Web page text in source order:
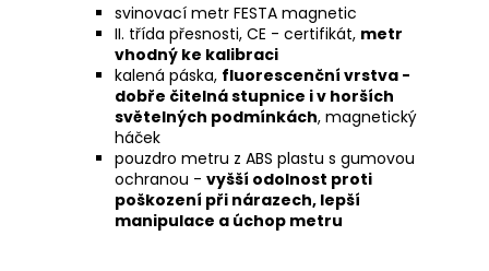
svinovací metr FESTA magnetic
II. třída přesnosti, CE - certifikát, metr
vhodný ke kalibraci
kalená páska, fluorescenční vrstva -
dobře čitelná stupnice i v horších
světelných podmínkách, magnetický
háček
pouzdro metru z ABS plastu s gumovou
ochranou - vyšší odolnost proti
poškození při nárazech, lepší
manipulace a úchop metru